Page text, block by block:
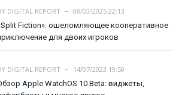
DIGITAL REPORT
08/03/2025 22:13
Fiction»: ошеломляющее кооперативное
для двоих игроков
DIGITAL REPORT
14/07/2023 19:50
Apple WatchOS 10 Beta: виджеты,